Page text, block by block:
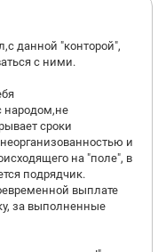
Имеются
Бизнес
увольнении
пустые
— это норма. Когда я
отказывались
меня до слез и
начался
чужими
в духе «лучше
данной "конторой",
с ними.
народом,не
сроки
и
на "поле", в
подрядчик.
выплате
за выполненные